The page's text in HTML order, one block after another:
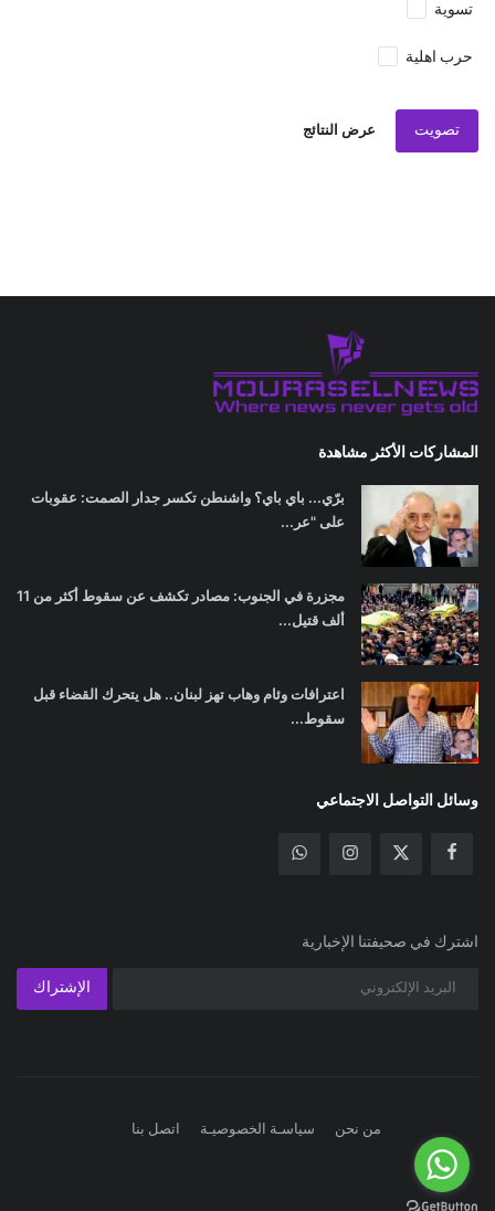
تسوية
حرب اهلية
تصويت عرض النتائج
المشاركات الأكثر مشاهدة
برّي... باي باي؟ واشنطن تكسر جدار الصمت: عقوبات
على "عر...
مجزرة في الجنوب: مصادر تكشف عن سقوط أكثر من 11
ألف قتيل...
اعترافات وئام وهاب تهز لبنان.. هل يتحرك القضاء قبل
سقوط...
وسائل التواصل الاجتماعي
اشترك في صحيفتنا الإخبارية
الإشتراك
من نحن سياسـة الخصوصيـة اتصل بنا